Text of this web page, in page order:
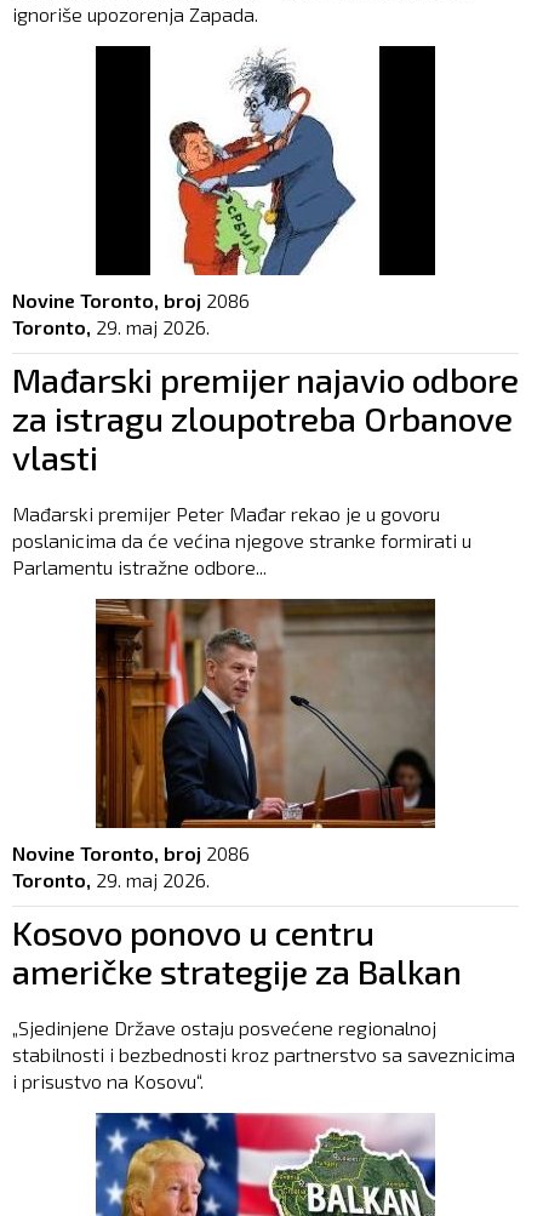
ignoriše upozorenja Zapada.
Novine Toronto, broj 2086
Toronto, 29. maj 2026.
Mađarski premijer najavio odbore
za istragu zloupotreba Orbanove
vlasti
Mađarski premijer Peter Mađar rekao je u govoru
poslanicima da će većina njegove stranke formirati u
Parlamentu istražne odbore...
Novine Toronto, broj 2086
Toronto, 29. maj 2026.
Kosovo ponovo u centru
američke strategije za Balkan
„Sjedinjene Države ostaju posvećene regionalnoj
stabilnosti i bezbednosti kroz partnerstvo sa saveznicima
i prisustvo na Kosovu“.